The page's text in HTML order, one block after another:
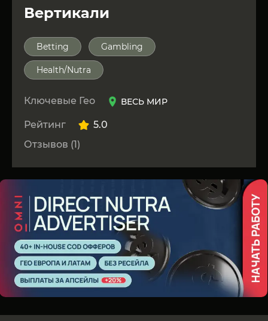
Вертикали
Betting Gambling
Health/Nutra
Ключевые Гео ВЕСЬ МИР
Рейтинг
5.0
Отзывов (1)